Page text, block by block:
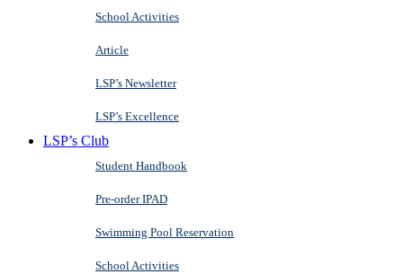
School Activities
Article
LSP’s Newsletter
LSP’s Excellence
LSP’s Club
Student Handbook
Pre-order IPAD
Swimming Pool Reservation
School Activities